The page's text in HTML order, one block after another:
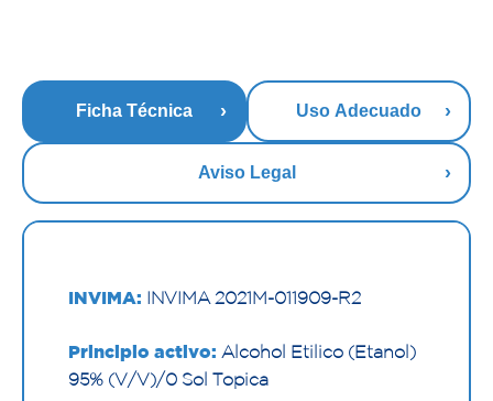
Ficha Técnica Uso Adecuado
Aviso Legal
INVIMA: INVIMA 2021M-011909-R2
Principio activo: Alcohol Etilico (Etanol)
95% (V/V)/0 Sol Topica